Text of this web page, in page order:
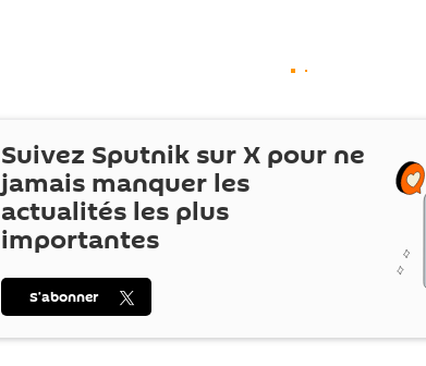
Suivez Sputnik surX pour ne
jamais manquer les
actualités les plus
importantes
S’abonner